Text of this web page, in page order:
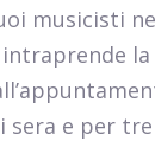
musicisti
la
sera e per tre